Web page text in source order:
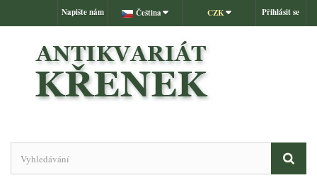
Přihlásit se
CZK
Čeština
Napište nám